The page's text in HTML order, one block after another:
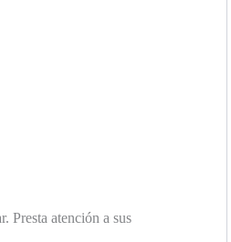
Presta atención a sus